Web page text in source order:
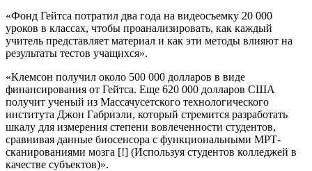
«Фонд Гейтса потратил два года на видеосъемку 20 000
уроков в классах, чтобы проанализировать, как каждый
учитель представляет материал и как эти методы влияют на
результаты тестов учащихся».
«Клемсон получил около 500 000 долларов в виде
финансирования от Гейтса. Еще 620 000 долларов США
получит ученый из Массачусетского технологического
института Джон Габриэли, который стремится разработать
шкалу для измерения степени вовлеченности студентов,
сравнивая данные биосенсора с функциональными МРТ-
сканированиями мозга [!] (Используя студентов колледжей в
качестве субъектов)».